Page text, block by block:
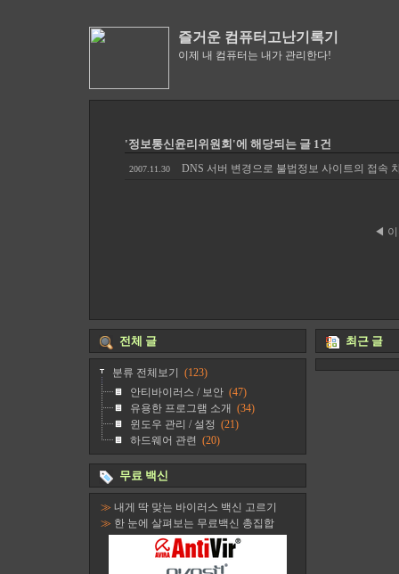
즐거운 컴퓨터고난기록기
이제 내 컴퓨터는 내가 관리한다!
'정보통신윤리위원회'에 해당되는 글 1건
2007.11.30 DNS 서버 변경으로 불법정보 사이트의 접속
◀
전체 글
분류 전체보기
(123)
안티바이러스 / 보안 (47)
유용한 프로그램 소개 (34)
윈도우 관리 / 설정 (21)
하드웨어 관련 (20)
무료 백신
≫ 내게 딱 맞는 바이러스 백신 고르기
≫ 한 눈에 살펴보는 무료백신 총집합
최근 글